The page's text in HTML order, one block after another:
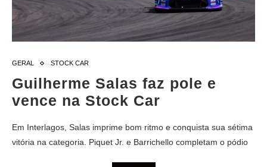
GERAL STOCK CAR
Guilherme Salas faz pole e
vence na Stock Car
Em Interlagos, Salas imprime bom ritmo e conquista sua sétima
vitória na categoria. Piquet Jr. e Barrichello completam o pódio